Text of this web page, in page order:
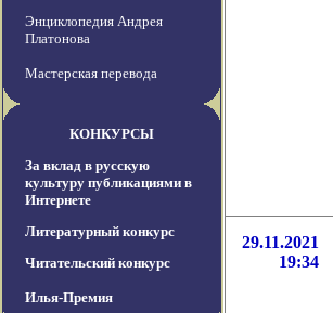
Энциклопедия Андрея
Платонова
Мастерская перевода
КОНКУРСЫ
За вклад в русскую
культуру публикациями в
Интернете
Литературный конкурс
Читательский конкурс
Илья-Премия
29.11.2021
19:34